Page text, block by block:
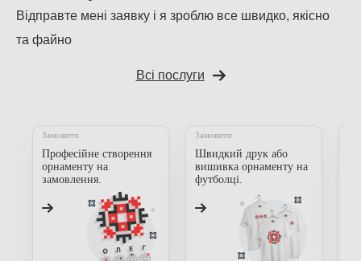
Відправте мені заявку і я зроблю все швидко, якісно
та файно
Всі послуги
Замовити
Професійне створення
орнаменту на
замовлення.
Замовити
Швидкий друк або
вишивка орнаменту на
футболці.